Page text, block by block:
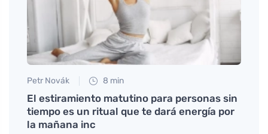
Petr Novák 8 min
El estiramiento matutino para personas sin
tiempo es un ritual que te dará energía por
la mañana inc